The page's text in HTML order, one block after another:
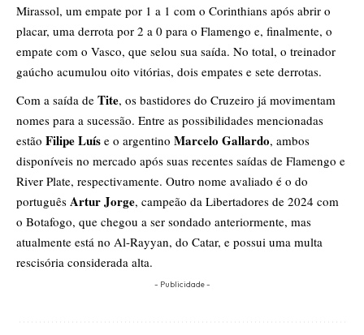
Mirassol, um empate por 1 a 1 com o Corinthians após abrir o
placar, uma derrota por 2 a 0 para o Flamengo e, finalmente, o
empate com o Vasco, que selou sua saída. No total, o treinador
gaúcho acumulou oito vitórias, dois empates e sete derrotas.
Com a saída de Tite, os bastidores do Cruzeiro já movimentam
nomes para a sucessão. Entre as possibilidades mencionadas
estão Filipe Luís e o argentino Marcelo Gallardo, ambos
disponíveis no mercado após suas recentes saídas de Flamengo e
River Plate, respectivamente. Outro nome avaliado é o do
português Artur Jorge, campeão da Libertadores de 2024 com
o Botafogo, que chegou a ser sondado anteriormente, mas
atualmente está no Al-Rayyan, do Catar, e possui uma multa
rescisória considerada alta.
- Publicidade -